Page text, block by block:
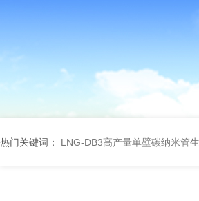
热门关键词： LNG-DB3高产量单壁碳纳米管